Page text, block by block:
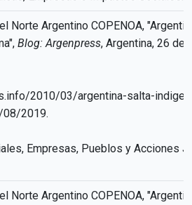
Norte Argentino COPENOA,
Blog: Argenpress, Argentina, 26 de
2010/03/argentina-salta-
08/2019.
Empresas, Pueblos y Acciones
Norte Argentino COPENOA,